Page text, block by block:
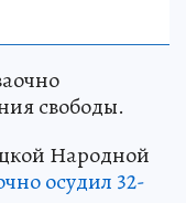
свободы.
Народной
осудил 32-